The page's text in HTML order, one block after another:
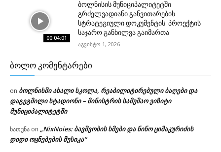
00:04:01
ბოლნისის მუნიციპალიტეტში
გრძელვადიანი განვითარების
სტრატეგიული დოკუმენტის პროექტის
საჯარო განხილვა გაიმართა
აგვისტო 1, 2026
ᲑᲝᲚᲝ ᲙᲝᲛᲔᲜᲢᲐᲠᲔᲑᲘ
on ბოლნისში ახალი სკოლა, რეაბილიტირებული ბაღები და
დაგეგმილი სტადიონი – მინისტრის სამუშაო ვიზიტი
მუნიციპალიტეტში
ხათუნა on „NixNoies: ბავშვობის ხმები და ნინო ციმაკურიძის
დიდი ოცნებების მუსიკა“